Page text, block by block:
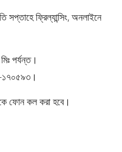
ফ্রিল্যান্সিং, অনলাইনে
পর্যন্ত।
১৭০৫৯৩।
ফোন কল করা হবে।